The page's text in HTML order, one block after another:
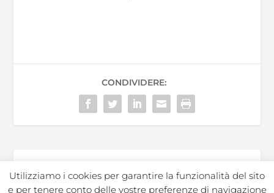
CONDIVIDERE:
Utilizziamo i cookies per garantire la funzionalità del sito
e per tenere conto delle vostre preferenze di navigazione